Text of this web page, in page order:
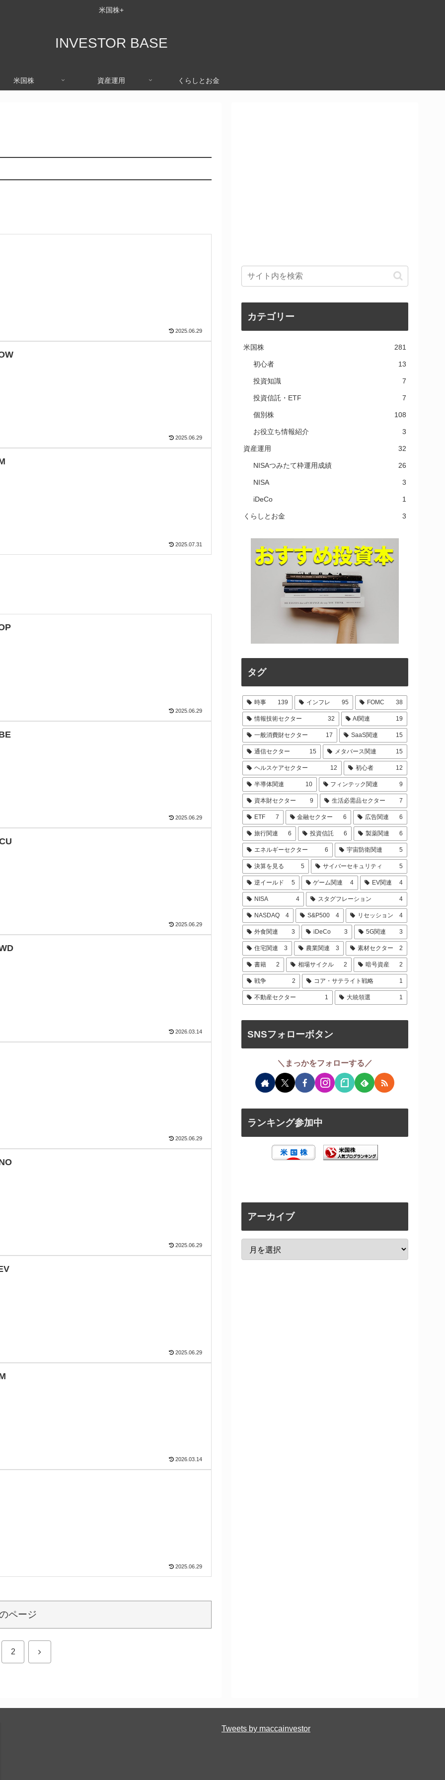
米国株+
INVESTOR BASE
米国株 資産運用 くらしとお金
2025.06.29
2025.06.29
2025.07.31
2025.06.29
2025.06.29
2025.06.29
2026.03.14
2025.06.29
2025.06.29
2025.06.29
2026.03.14
2025.06.29
ページ
2 次
カテゴリー
米国株 281
初心者 13
投資知識 7
投資信託・ETF 7
個別株 108
お役立ち情報紹介 3
資産運用 32
NISAつみたて枠運用成績 26
NISA 3
iDeCo 1
くらしとお金 3
タグ
時事 139 インフレ 95 FOMC 38
情報技術セクター 32 AI関連 19
一般消費財セクター 17 SaaS関連 15
通信セクター 15 メタバース関連 15
ヘルスケアセクター 12 初心者 12
半導体関連 10 フィンテック関連 9
資本財セクター 9 生活必需品セクター 7
ETF 7 金融セクター 6 広告関連 6
旅行関連 6 投資信託 6 製薬関連 6
エネルギーセクター 6 宇宙防衛関連 5
決算を見る 5 サイバーセキュリティ 5
逆イールド 5 ゲーム関連 4 EV関連 4
NISA 4 スタグフレーション 4
NASDAQ 4 S&P500 4 リセッション 4
外食関連 3 iDeCo 3 5G関連 3
住宅関連 3 農業関連 3 素材セクター 2
書籍 2 相場サイクル 2 暗号資産 2
戦争 2 コア・サテライト戦略 1
不動産セクター 1 大統領選 1
SNSフォローボタン
＼まっかをフォローする／
ランキング参加中
アーカイブ
Tweets by maccainvestor